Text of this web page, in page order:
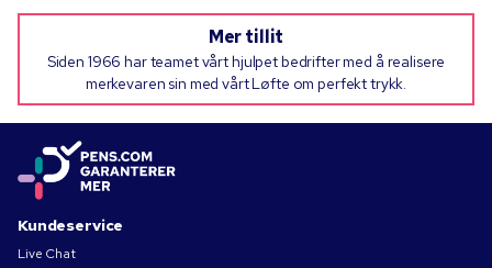
Mer tillit
Siden 1966 har teamet vårt hjulpet bedrifter med å realisere
merkevaren sin med vårt Løfte om perfekt trykk.
Kundeservice
Live Chat